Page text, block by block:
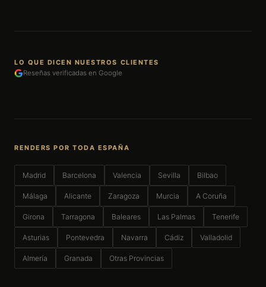
LO QUE DICEN NUESTROS CLIENTES
Reseñas verificadas en Google
RENDERS POR TODA ESPAÑA
Madrid Barcelona Valencia Sevilla Bilbao
Málaga Alicante Zaragoza Murcia A Coruña
Girona Tarragona Baleares Las Palmas Tenerife
Asturias Pontevedra Navarra Cádiz Valladolid
Almería Granada Otras Provincias